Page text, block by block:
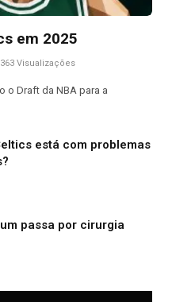
em 2025
363 Visualizações
o Draft da NBA para a
está com problemas
passa por cirurgia